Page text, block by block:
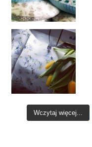
Wczytaj więcej...